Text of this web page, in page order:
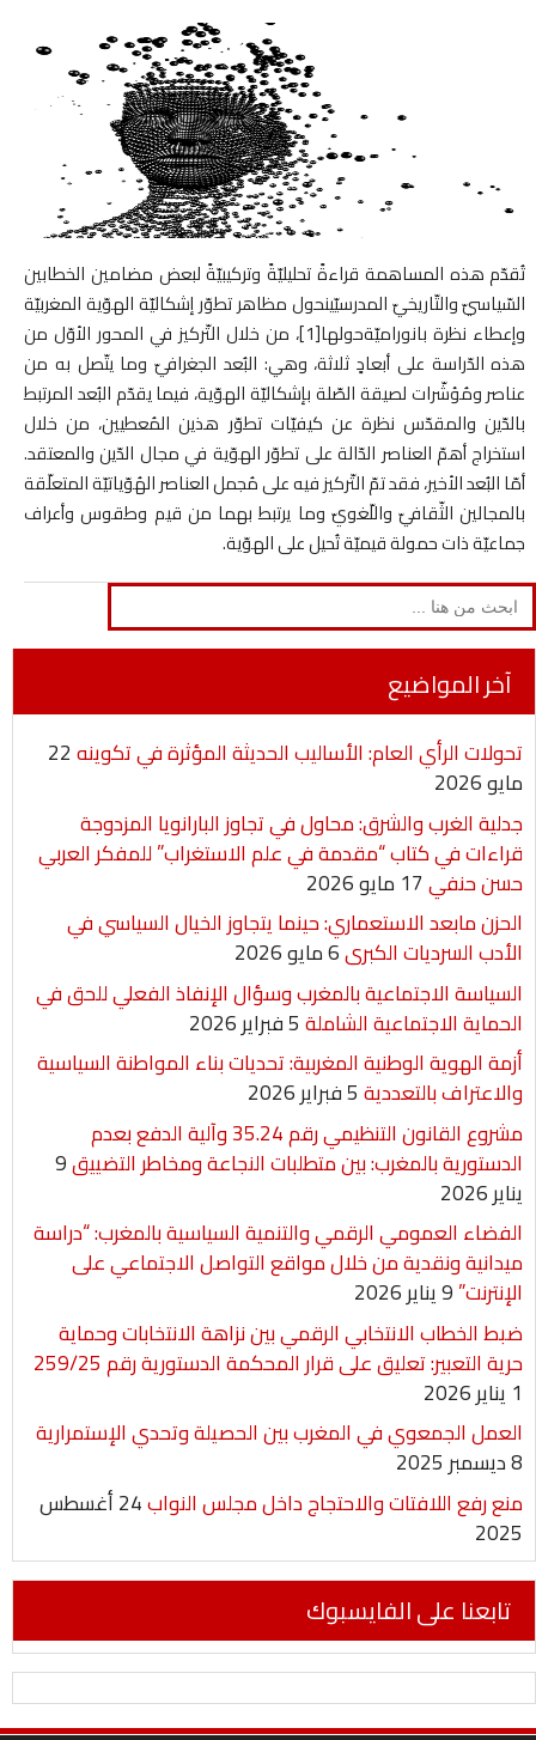
تُقدّم هذه المساهمة قراءةً تحليليّةً وتركيبيّةً لبعض مضامين الخطابين
السّياسيّ والتّاريخيّ المدرسيّينحول مظاهر تطوّر إشكاليّة الهوّية المغربيّة
وإعطاء نظرة بانوراميّةحولها[1]، من خلال التّركيز في المحور الأوّل من
هذه الدّراسة على أبعادٍ ثلاثة، وهي: البُعد الجغرافيّ وما يتّصل به من
عناصر ومُؤشّرات لصيقة الصّلة بإشكاليّة الهوّية، فيما يقدّم البُعد المرتبط
بالدّين والمقدّس نظرة عن كيفيّات تطوّر هذين المُعطيين، من خلال
استخراج أهمّ العناصر الدّالة على تطوّر الهوّية في مجال الدّين والمعتقد.
أمّا البُعد الأخير، فقد تمّ التّركيز فيه على مُجمل العناصر الهُوّياتيّة المتعلّقة
بالمجالين الثّقافيّ واللّغويّ وما يرتبط بهما من قيم وطقوس وأعراف
جماعيّة ذات حمولة قيميّة تُحيل على الهوّية.
Search
for:
آخر المواضيع
تحولات الرأي العام: الأساليب الحديثة المؤثرة في تكوينه22
مايو 2026
جدلية الغرب والشرق: محاول في تجاوز البارانويا المزدوجة
قراءات في كتاب “مقدمة في علم الاستغراب” للمفكر العربي
حسن حنفي17 مايو 2026
الحزن مابعد الاستعماري: حينما يتجاوز الخيال السياسي في
الأدب السرديات الكبرى6 مايو 2026
السياسة الاجتماعية بالمغرب وسؤال الإنفاذ الفعلي للحق في
الحماية الاجتماعية الشاملة5 فبراير 2026
أزمة الهوية الوطنية المغربية: تحديات بناء المواطنة السياسية
والاعتراف بالتعددية5 فبراير 2026
مشروع القانون التنظيمي رقم 35.24 وآلية الدفع بعدم
الدستورية بالمغرب: بين متطلبات النجاعة ومخاطر التضييق9
يناير 2026
الفضاء العمومي الرقمي والتنمية السياسية بالمغرب: “دراسة
ميدانية ونقدية من خلال مواقع التواصل الاجتماعي على
الإنترنت”9 يناير 2026
ضبط الخطاب الانتخابي الرقمي بين نزاهة الانتخابات وحماية
حرية التعبير: تعليق على قرار المحكمة الدستورية رقم 259/25
1 يناير 2026
العمل الجمعوي في المغرب بين الحصيلة وتحدي الإستمرارية
8 ديسمبر 2025
منع رفع اللافتات والاحتجاج داخل مجلس النواب
24 أغسطس
2025
تابعنا على الفايسبوك